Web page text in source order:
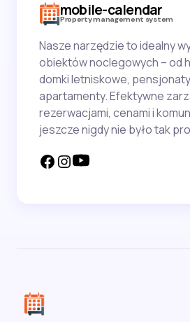
mobile-calendar
Property management system
Nasze narzędzie to idealny
obiektów noclegowych – od
domki letniskowe,
apartamenty. Efektywne
rezerwacjami, cenami i
jeszcze nigdy nie było tak